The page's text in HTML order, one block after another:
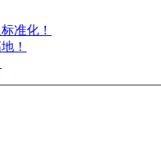
准化！
！